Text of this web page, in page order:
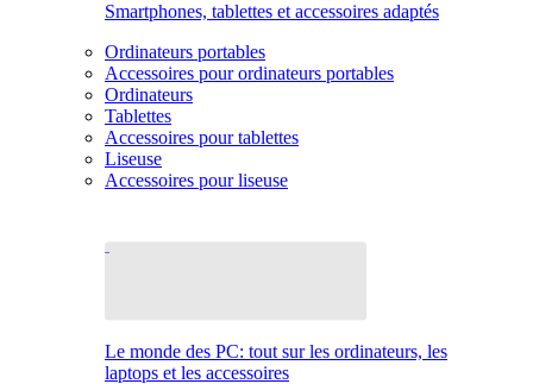
Smartphones, tablettes et accessoires adaptés
Ordinateurs portables
Accessoires pour ordinateurs portables
Ordinateurs
Tablettes
Accessoires pour tablettes
Liseuse
Accessoires pour liseuse
Le monde des PC: tout sur les ordinateurs, les
laptops et les accessoires